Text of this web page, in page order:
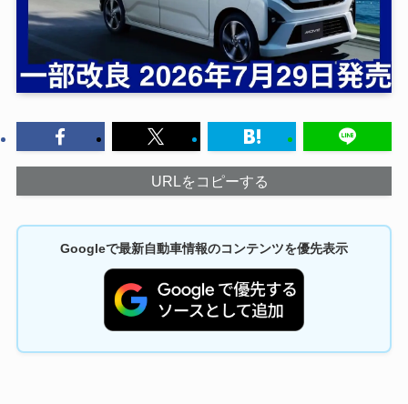
URLをコピーする
Googleで最新自動車情報のコンテンツを優先表示